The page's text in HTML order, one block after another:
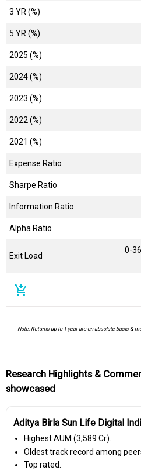
3 YR (%)
5 YR (%)
2025 (%)
2024 (%)
2023 (%)
2022 (%)
2021 (%)
Expense Ratio
Sharpe Ratio
Information Ratio
Alpha Ratio
Exit Load
0-
add_shopping_cart
Note: Returns up to 1 year are on absolute basis &
Research Highlights &
showcased
Aditya Birla Sun Life Digital
Highest AUM (₹3,589 Cr).
Oldest track record among
Top rated.